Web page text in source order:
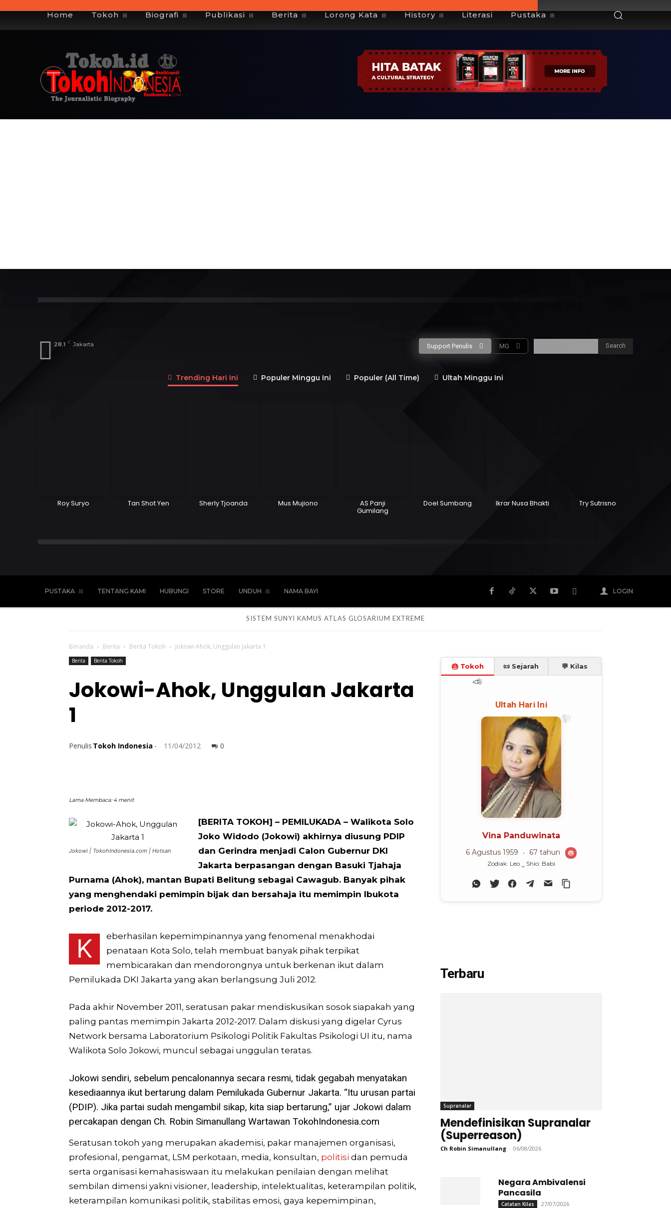
Home Tokoh Biografi Publikasi Berita Lorong Kata History Literasi Pustaka
Search
28.1 C Jakarta MG
Support Penulis
Trending Hari Ini Populer Minggu Ini Populer (All Time) Ultah Minggu Ini
Roy Suryo Tan Shot Yen Sherly Tjoanda Mus Mujiono AS Panji
Gumilang
Doel Sumbang Ikrar Nusa Bhakti Try Sutrisno
LOGIN
PUSTAKA TENTANG KAMI HUBUNGI STORE UNDUH NAMA BAYI
SISTEM SUNYI KAMUS ATLAS GLOSARIUM EXTREME
Beranda Berita Berita Tokoh Jokowi-Ahok, Unggulan Jakarta 1
Berita Berita Tokoh
Jokowi-Ahok, Unggulan Jakarta
1
Penulis Tokoh Indonesia - 11/04/2012 0
Lama Membaca: 4 menit
Jokowi | TokohIndonesia.com | Hotsan
[BERITA TOKOH] – PEMILUKADA – Walikota Solo
Joko Widodo (Jokowi) akhirnya diusung PDIP
dan Gerindra menjadi Calon Gubernur DKI
Jakarta berpasangan dengan Basuki Tjahaja
Purnama (Ahok), mantan Bupati Belitung sebagai Cawagub. Banyak pihak
yang menghendaki pemimpin bijak dan bersahaja itu memimpin Ibukota
periode 2012-2017.
K
eberhasilan kepemimpinannya yang fenomenal menakhodai
penataan Kota Solo, telah membuat banyak pihak terpikat
membicarakan dan mendorongnya untuk berkenan ikut dalam
Pemilukada DKI Jakarta yang akan berlangsung Juli 2012.
Pada akhir November 2011, seratusan pakar mendiskusikan sosok siapakah yang
paling pantas memimpin Jakarta 2012-2017. Dalam diskusi yang digelar Cyrus
Network bersama Laboratorium Psikologi Politik Fakultas Psikologi UI itu, nama
Walikota Solo Jokowi, muncul sebagai unggulan teratas.
Jokowi sendiri, sebelum pencalonannya secara resmi, tidak gegabah menyatakan
kesediaannya ikut bertarung dalam Pemilukada Gubernur Jakarta. “Itu urusan partai
(PDIP). Jika partai sudah mengambil sikap, kita siap bertarung,” ujar Jokowi dalam
percakapan dengan Ch. Robin Simanullang Wartawan TokohIndonesia.com
Seratusan tokoh yang merupakan akademisi, pakar manajemen organisasi,
profesional, pengamat, LSM perkotaan, media, konsultan, politisi dan pemuda
serta organisasi kemahasiswaan itu melakukan penilaian dengan melihat
sembilan dimensi yakni visioner, leadership, intelektualitas, keterampilan politik,
keterampilan komunikasi politik, stabilitas emosi, gaya kepemimpinan,
🎂 Tokoh 📜 Sejarah 💬 Kilas
Ultah Hari Ini
Vina Panduwinata
6 Agustus 1959 67 tahun 🎂
Zodiak: Leo ‿ Shio: Babi
Terbaru
Supranalar
Mendefinisikan Supranalar
(Superreason)
Ch Robin Simanullang - 06/08/2026
Negara Ambivalensi
Pancasila
Catatan Kilas 27/07/2026